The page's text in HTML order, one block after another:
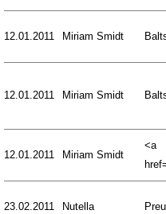
12.01.2011 Miriam Smidt
12.01.2011 Miriam Smidt
12.01.2011 Miriam Smidt
<a
23.02.2011 Nutella